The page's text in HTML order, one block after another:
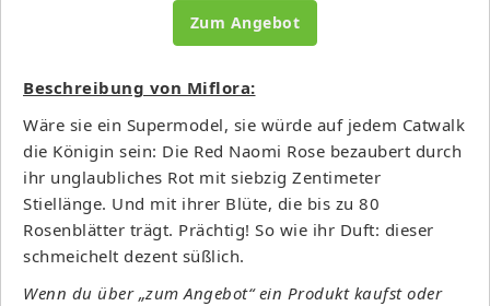
Zum Angebot
Beschreibung von Miflora:
Wäre sie ein Supermodel, sie würde auf jedem Catwalk
die Königin sein: Die Red Naomi Rose bezaubert durch
ihr unglaubliches Rot mit siebzig Zentimeter
Stiellänge. Und mit ihrer Blüte, die bis zu 80
Rosenblätter trägt. Prächtig! So wie ihr Duft: dieser
schmeichelt dezent süßlich.
Wenn du über „zum Angebot“ ein Produkt kaufst oder